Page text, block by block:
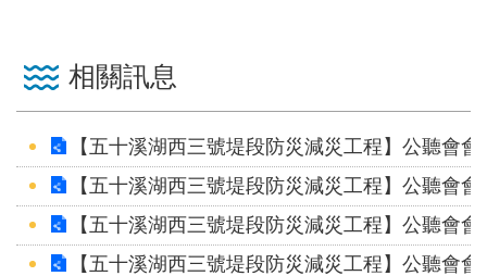
相關訊息
【五十溪湖西三號堤段防災減災工程】公聽會
【五十溪湖西三號堤段防災減災工程】公聽會
【五十溪湖西三號堤段防災減災工程】公聽會
【五十溪湖西三號堤段防災減災工程】公聽會